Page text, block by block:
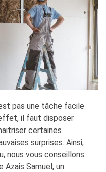
pas une tâche facile
il faut disposer
certaines
surprises. Ainsi,
nous vous conseillons
Azais Samuel, un